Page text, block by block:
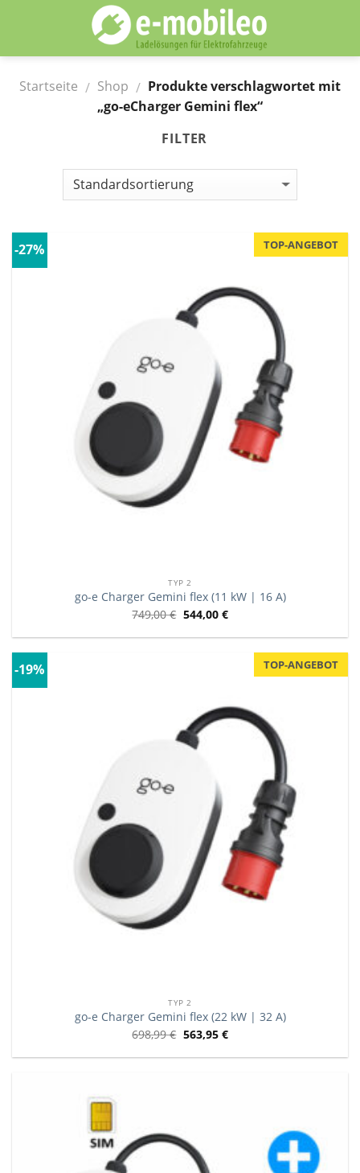
Startseite / Shop / Produkte verschlagwortet mit
„go-eCharger Gemini flex“
FILTER
-27% TOP-ANGEBOT
TYP 2
go-e Charger Gemini flex (11 kW | 16 A)
749,00€ 544,00 €
-19% TOP-ANGEBOT
TYP 2
go-e Charger Gemini flex (22 kW | 32 A)
698,99€ 563,95 €